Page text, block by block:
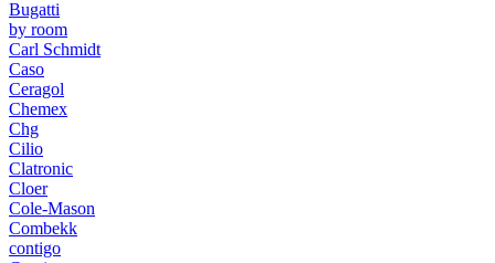
Bugatti
by room
Carl Schmidt
Caso
Ceragol
Chemex
Chg
Cilio
Clatronic
Cloer
Cole-Mason
Combekk
contigo